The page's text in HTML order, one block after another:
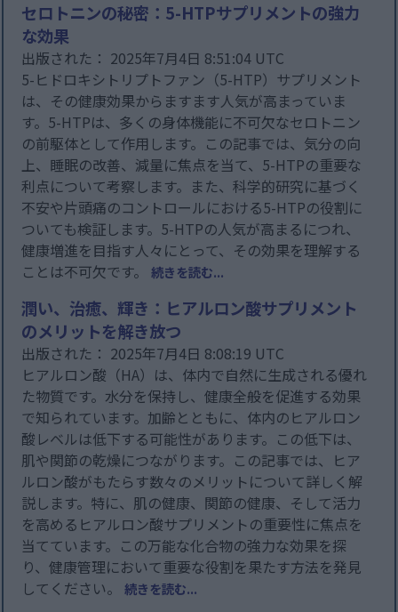
セロトニンの秘密：5-HTPサプリメントの強力
な効果
出版された： 2025年7月4日 8:51:04 UTC
5-ヒドロキシトリプトファン（5-HTP）サプリメント
は、その健康効果からますます人気が高まっていま
す。5-HTPは、多くの身体機能に不可欠なセロトニン
の前駆体として作用します。この記事では、気分の向
上、睡眠の改善、減量に焦点を当て、5-HTPの重要な
利点について考察します。また、科学的研究に基づく
不安や片頭痛のコントロールにおける5-HTPの役割に
ついても検証します。5-HTPの人気が高まるにつれ、
健康増進を目指す人々にとって、その効果を理解する
ことは不可欠です。続きを読む...
潤い、治癒、輝き：ヒアルロン酸サプリメント
のメリットを解き放つ
出版された： 2025年7月4日 8:08:19 UTC
ヒアルロン酸（HA）は、体内で自然に生成される優れ
た物質です。水分を保持し、健康全般を促進する効果
で知られています。加齢とともに、体内のヒアルロン
酸レベルは低下する可能性があります。この低下は、
肌や関節の乾燥につながります。この記事では、ヒア
ルロン酸がもたらす数々のメリットについて詳しく解
説します。特に、肌の健康、関節の健康、そして活力
を高めるヒアルロン酸サプリメントの重要性に焦点を
当てています。この万能な化合物の強力な効果を探
り、健康管理において重要な役割を果たす方法を発見
してください。続きを読む...